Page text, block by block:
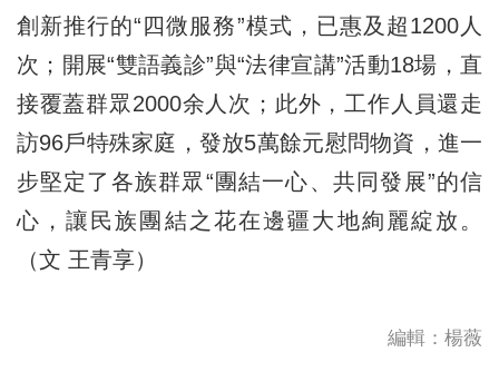
創新推行的“四微服務”模式，已惠及超1200人
次；開展“雙語義診”與“法律宣講”活動18場，直
接覆蓋群眾2000余人次；此外，工作人員還走
訪96戶特殊家庭，發放5萬餘元慰問物資，進一
步堅定了各族群眾“團結一心、共同發展”的信
心，讓民族團結之花在邊疆大地絢麗綻放。
（文 王青享）
編輯：楊薇